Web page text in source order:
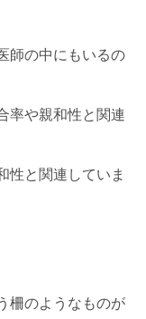
師の中にもいるの
率や親和性と関連
性と関連していま
柵のようなものが